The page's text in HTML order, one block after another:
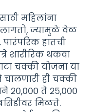
महिलांना
लागतो, ज्यामुळे वेळ
पारंपरिक हातची
शारीरिक थकवा
चक्की योजना या
ही चक्की
२०,००० ते २५,०००
मिळते.